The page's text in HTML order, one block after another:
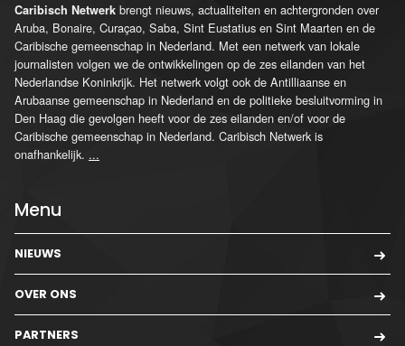
Caribisch Netwerk brengt nieuws, actualiteiten en achtergronden over
Aruba, Bonaire, Curaçao, Saba, Sint Eustatius en Sint Maarten en de
Caribische gemeenschap in Nederland. Met een netwerk van lokale
journalisten volgen we de ontwikkelingen op de zes eilanden van het
Nederlandse Koninkrijk. Het netwerk volgt ook de Antilliaanse en
Arubaanse gemeenschap in Nederland en de politieke besluitvorming in
Den Haag die gevolgen heeft voor de zes eilanden en/of voor de
Caribische gemeenschap in Nederland. Caribisch Netwerk is
onafhankelijk. ...
Menu
NIEUWS
OVER ONS
PARTNERS